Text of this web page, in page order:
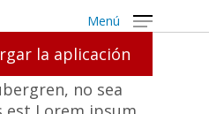
Menú
la aplicación
no sea